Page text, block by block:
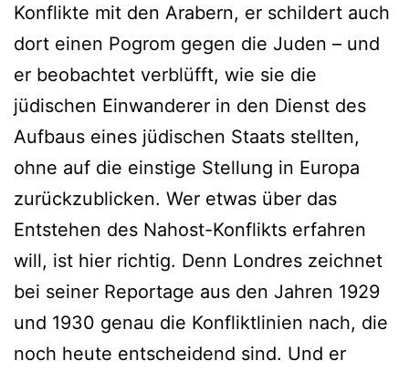
Konflikte mit den Arabern, er schildert auch
dort einen Pogrom gegen die Juden – und
er beobachtet verblüfft, wie sie die
jüdischen Einwanderer in den Dienst des
Aufbaus eines jüdischen Staats stellten,
ohne auf die einstige Stellung in Europa
zurückzublicken. Wer etwas über das
Entstehen des Nahost-Konflikts erfahren
will, ist hier richtig. Denn Londres zeichnet
bei seiner Reportage aus den Jahren 1929
und 1930 genau die Konfliktlinien nach, die
noch heute entscheidend sind. Und er